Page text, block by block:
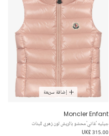
إضافة سريعة
Moncler Enfant
جيليه 'غاني' محشو بالريش لون زهري للبنات
UK£ 315.00